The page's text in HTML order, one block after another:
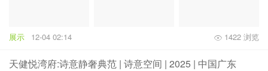
展示 12-04 02:14 1422 浏览
天健悦湾府:诗意静奢典范 | 诗意空间 | 2025 | 中国广东